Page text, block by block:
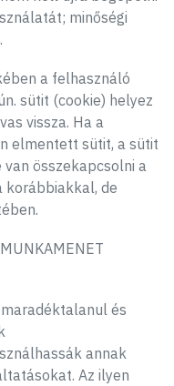
minőségi
a felhasználó
sütit (cookie) helyez
vissza. Ha a
elmentett sütit, a sütit
összekapcsolni a
de
és
annak
Az ilyen